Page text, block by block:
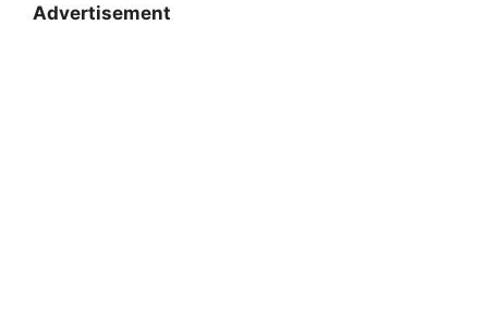
Advertisement